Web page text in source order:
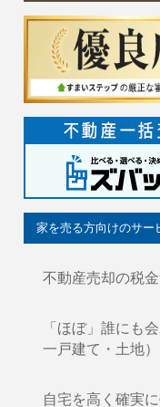
家を売る方向けのサー
不動産売却の税
「ほぼ」誰にも
一戸建て・土地）
自宅を高く確実